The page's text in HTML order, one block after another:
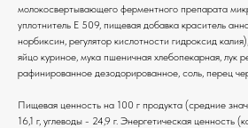
молокосвертывающего ферментного препарата
уплотнитель Е 509, пищевая добавка краситель
норбиксин, регулятор кислотности гидроксид
яйцо куриное, мука пшеничная хлебопекарная, лук
рафинированное дезодорированное, соль, перец
Пищевая ценность на 100 г продукта (средние
16,1 г, углеводы - 24,9 г. Энергетическая ценность